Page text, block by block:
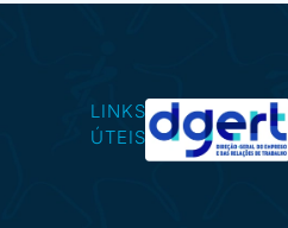
LINKS
ÚTEIS